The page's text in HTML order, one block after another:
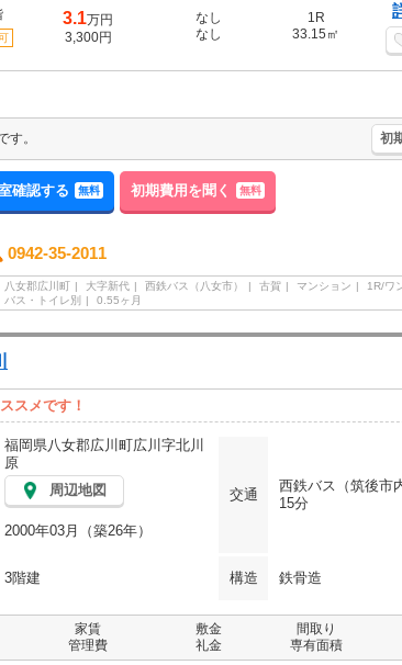
3.1万円
3,300円
なし
なし
1R
33.15㎡
す。 初
確認する 無料 初期費用を聞く 無料
0942-35-2011
八女郡広川町 大字新代 西鉄バス（八女市） 古賀 マンション
1R/ワ
バス・トイレ別
0.55ヶ月
スメです！
福岡県八女郡広川町広川字北川
原
周辺地図
交通
西鉄バス（筑後市
15分
2000年03月（築26年）
3階建 構造 鉄骨造
家賃
管理費
敷金
礼金
間取り
専有面積